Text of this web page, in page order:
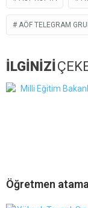
AÖF TELEGRAM
İLGİNİZİ
Öğretmen